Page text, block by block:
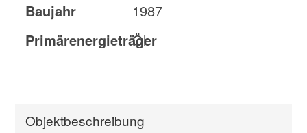
Baujahr
1987
Primärenergieträger
Öl
Objekt­beschreibung